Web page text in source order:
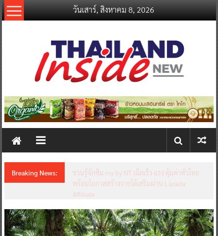
Skip
to
วันเสาร์, สิงหาคม 8, 2026
thailandinsidenew.com
Thailand
New
Breaking News:
ชวนรู้จักซิม my by NT เน็ตเร็ว แรง คุ้มค่าทั่วไทย
พร้อมโอกาสสร้างรายได้เสริมผ่าน Lazada
Affiliate